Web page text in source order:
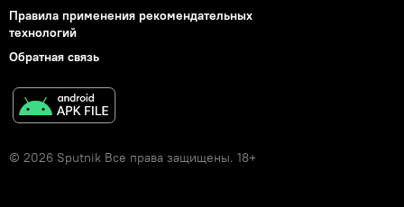
Правила применения рекомендательных
технологий
Обратная связь
© 2026 Sputnik Все права защищены. 18+